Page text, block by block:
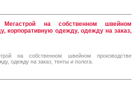
Мегастрой на собственном швейном
корпоративную одежду, одежду на заказ,
на собственном швейном производстве
одежду на заказ, тенты и полога.